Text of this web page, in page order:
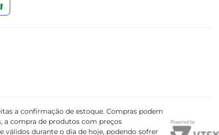
a confirmação de estoque. Compras podem
a compra de produtos com preços
válidos durante o dia de hoje, podendo sofrer